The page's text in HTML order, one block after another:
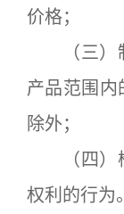
价格；
（三）制
产品范围内
除外；
（四）检
权利的行为。